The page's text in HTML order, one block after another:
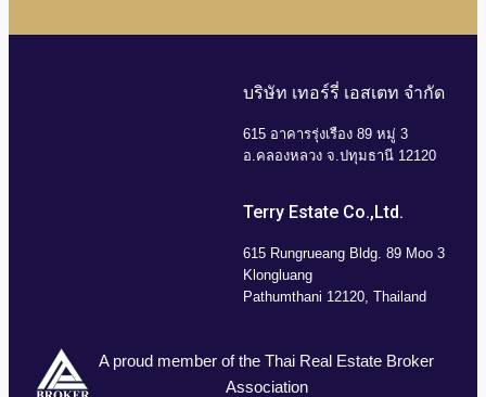
บริษัท เทอร์รี่ เอสเตท จำกัด
615 อาคารรุ่งเรือง 89 หมู่ 3
อ.คลองหลวง จ.ปทุมธานี 12120
Terry Estate Co.,Ltd.
615 Rungrueang Bldg. 89 Moo 3
Klongluang
Pathumthani 12120, Thailand
A proud member of the Thai Real Estate Broker
Association